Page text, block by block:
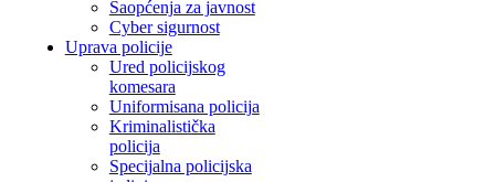
Saopćenja za javnost
Cyber sigurnost
Uprava policije
Ured policijskog
komesara
Uniformisana policija
Kriminalistička
policija
Specijalna policijska